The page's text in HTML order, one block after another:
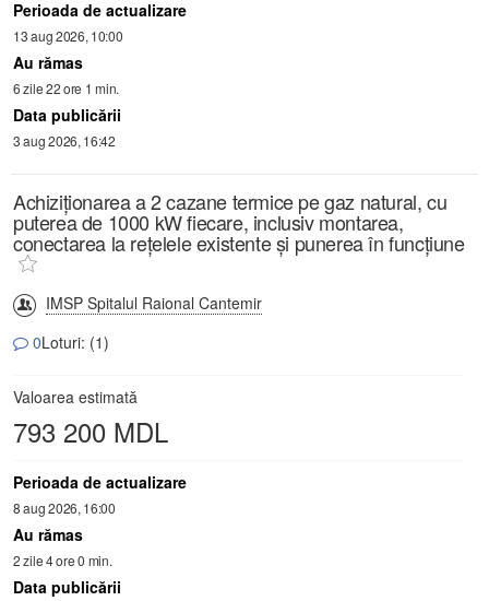
Perioada de actualizare
13 aug 2026, 10:00
Au rămas
6 zile 22 ore 1 min.
Data publicării
3 aug 2026, 16:42
Achiziționarea a 2 cazane termice pe gaz natural, cu
puterea de 1000 kW fiecare, inclusiv montarea,
conectarea la rețelele existente și punerea în funcțiune
IMSP Spitalul Raional Cantemir
0Loturi: (1)
Valoarea estimată
793 200 MDL
Perioada de actualizare
8 aug 2026, 16:00
Au rămas
2 zile 4 ore 0 min.
Data publicării